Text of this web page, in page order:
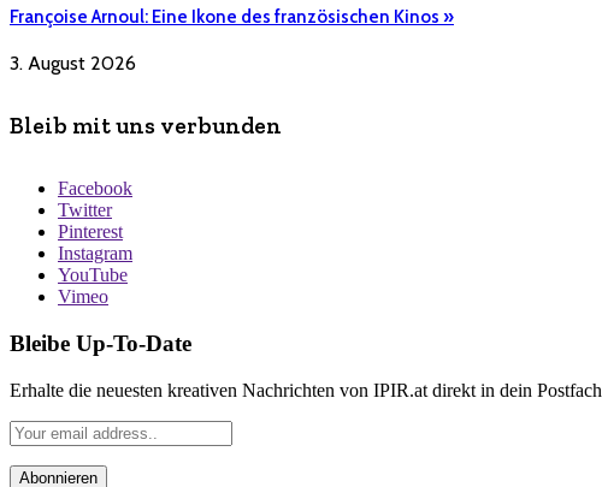
Françoise Arnoul: Eine Ikone des französischen Kinos »
3. August 2026
Bleib mit uns verbunden
Facebook
Twitter
Pinterest
Instagram
YouTube
Vimeo
Bleibe Up-To-Date
Erhalte die neuesten kreativen Nachrichten von IPIR.at direkt in dein Postfach